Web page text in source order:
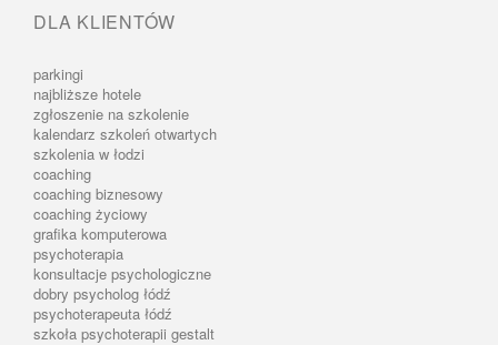
DLA KLIENTÓW
parkingi
najbliższe hotele
zgłoszenie na szkolenie
kalendarz szkoleń otwartych
szkolenia w łodzi
coaching
coaching biznesowy
coaching życiowy
grafika komputerowa
psychoterapia
konsultacje psychologiczne
dobry psycholog łódź
psychoterapeuta łódź
szkoła psychoterapii gestalt